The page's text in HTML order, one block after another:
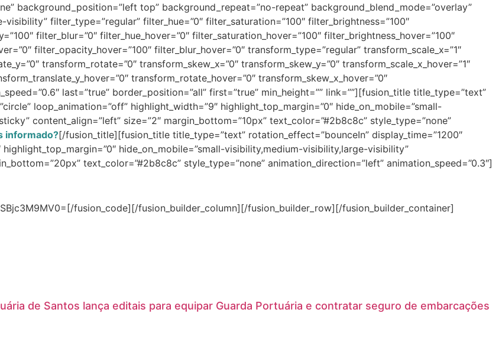
background_position=”left top” background_repeat=”no-repeat” background_blend_mode=”overlay”
filter_type=”regular” filter_hue=”0″ filter_saturation=”100″ filter_brightness=”100″
filter_blur=”0″ filter_hue_hover=”0″ filter_saturation_hover=”100″ filter_brightness_hover=”100″
filter_opacity_hover=”100″ filter_blur_hover=”0″ transform_type=”regular” transform_scale_x=”1″
transform_rotate=”0″ transform_skew_x=”0″ transform_skew_y=”0″ transform_scale_x_hover=”1″
transform_rotate_hover=”0″ transform_skew_x_hover=”0″
last=”true” border_position=”all” first=”true” min_height=”” link=””][fusion_title title_type=”text”
loop_animation=”off” highlight_width=”9″ highlight_top_margin=”0″ hide_on_mobile=”small-
content_align=”left” size=”2″ margin_bottom=”10px” text_color=”#2b8c8c” style_type=”none”
informado?[/fusion_title][fusion_title title_type=”text” rotation_effect=”bounceIn” display_time=”1200″
hide_on_mobile=”small-visibility,medium-visibility,large-visibility”
text_color=”#2b8c8c” style_type=”none” animation_direction=”left” animation_speed=”0.3″]
fusion_code][/fusion_builder_column][/fusion_builder_row][/fusion_builder_container]
de Santos lança editais para equipar Guarda Portuária e contratar seguro de embarcações